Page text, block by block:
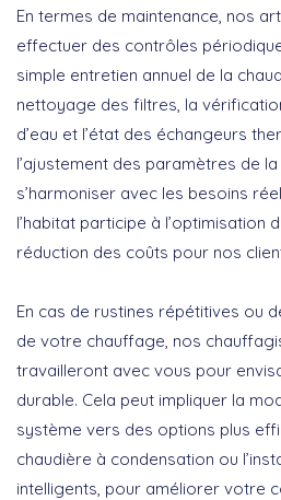
En termes de maintenance, nos
effectuer des contrôles
simple entretien annuel de la
nettoyage des filtres, la
d’eau et l’état des échangeurs
l’ajustement des paramètres de
s’harmoniser avec les besoins
l’habitat participe à l’optimisation
réduction des coûts pour nos
En cas de rustines répétitives ou
de votre chauffage, nos
travailleront avec vous pour
durable. Cela peut impliquer la
système vers des options plus
chaudière à condensation ou
intelligents, pour améliorer votre